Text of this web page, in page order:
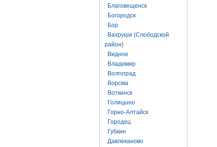
Благовещенск
Богородск
Бор
Вахруши (Слободской
район)
Видное
Владимир
Волгоград
Ворсма
Воткинск
Голицыно
Горно-Алтайск
Городец
Губкин
Давлеканово